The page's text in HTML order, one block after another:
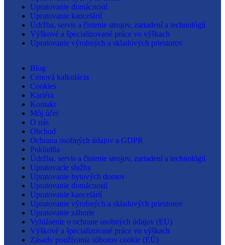
Upratovanie domácností
Upratovanie kancelárií
Údržba, servis a čistenie strojov, zariadení a technológií
Výškové a špecializované práce vo výškach
Upratovanie výrobných a skladových priestorov
Blog
Cenová kalkulácia
Cookies
Kariéra
Kontakt
Môj účet
O nás
Obchod
Ochrana osobných údajov a GDPR
Pokladňa
Údržba, servis a čistenie strojov, zariadení a technológií
Upratovacie služby
Upratovanie bytových domov
Upratovanie domácností
Upratovanie kancelárií
Upratovanie výrobných a skladových priestorov
Upratovanie záhorie
Vyhlásenie o ochrane osobných údajov (EU)
Výškové a špecializované práce vo výškach
Zásady používania súborov cookie (EÚ)